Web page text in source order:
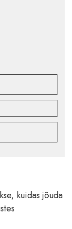
kuidas jõuda